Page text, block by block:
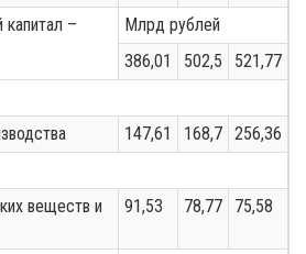
капитал –
Млрд рублей
386,01
502,5
521,77
147,61 168,7 256,36
веществ и
91,53 78,77 75,58